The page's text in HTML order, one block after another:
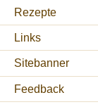
Rezepte
Links
Sitebanner
Feedback